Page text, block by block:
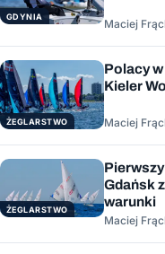
GDYNIA
Maciej
ŻEGLARSTWO
Polacy
Kieler
Maciej
ŻEGLARSTWO
Gdańsk
warunki
Maciej